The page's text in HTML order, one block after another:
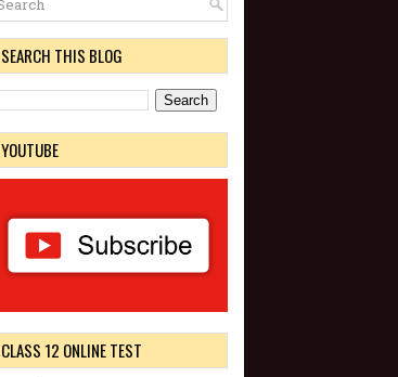
SEARCH THIS BLOG
YOUTUBE
CLASS 12 ONLINE TEST